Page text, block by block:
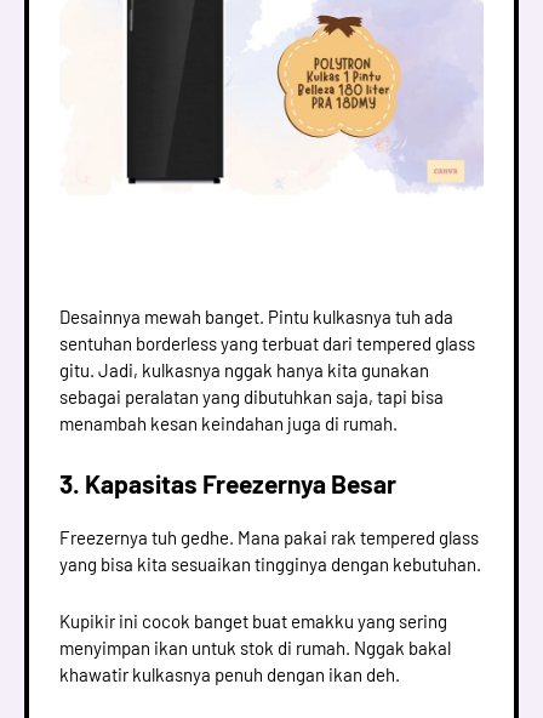
Desainnya mewah banget. Pintu kulkasnya tuh ada
sentuhan borderless yang terbuat dari tempered glass
gitu. Jadi, kulkasnya nggak hanya kita gunakan
sebagai peralatan yang dibutuhkan saja, tapi bisa
menambah kesan keindahan juga di rumah.
3. Kapasitas Freezernya Besar
Freezernya tuh gedhe. Mana pakai rak tempered glass
yang bisa kita sesuaikan tingginya dengan kebutuhan.
Kupikir ini cocok banget buat emakku yang sering
menyimpan ikan untuk stok di rumah. Nggak bakal
khawatir kulkasnya penuh dengan ikan deh.